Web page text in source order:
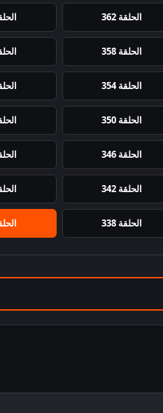
الحلقة 362
الحلقة 358
الحلقة 354
الحلقة 350
الحلقة 346
الحلقة 342
الحلقة 338